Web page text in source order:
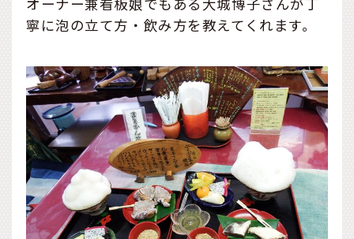
寧に泡の立て方・飲み方を教えてくれます。